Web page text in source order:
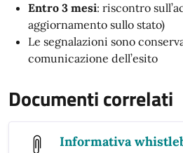
Entro 3 mesi: riscontro
aggiornamento sullo stato)
Le segnalazioni sono
comunicazione dell’esito
Documenti correlati
Informativa